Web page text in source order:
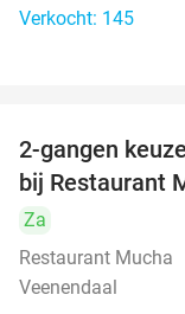
Verkocht: 145
2-gangen
bij Restaurant
Za
Restaurant Mucha
Veenendaal